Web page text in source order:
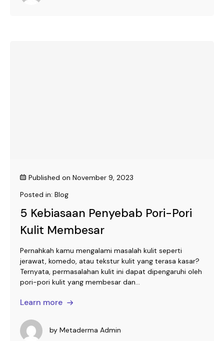
Published on November 9, 2023
Posted in: Blog
5 Kebiasaan Penyebab Pori-Pori
Kulit Membesar
Pernahkah kamu mengalami masalah kulit seperti
jerawat, komedo, atau tekstur kulit yang terasa kasar?
Ternyata, permasalahan kulit ini dapat dipengaruhi oleh
pori-pori kulit yang membesar dan...
Learn more
by Metaderma Admin